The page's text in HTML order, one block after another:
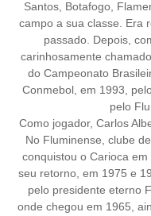
Santos, Botafogo,
campo a sua classe. Era
passado. Depois,
carinhosamente
do Campeonato
Conmebol, em 1993,
pelo
Como jogador, Carlos
No Fluminense, clube
conquistou o Carioca
seu retorno, em 1975 e
pelo presidente eterno
onde chegou em 1965,